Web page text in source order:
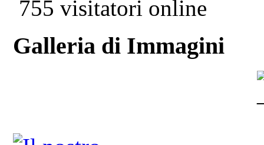
755 visitatori online
Galleria di Immagini